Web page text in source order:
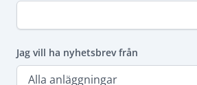
Jag vill ha nyhetsbrev från